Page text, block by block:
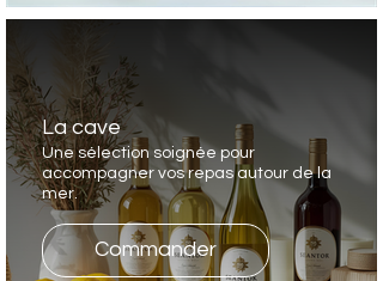
La cave
Une sélection soignée pour
accompagner vos repas autour de la
mer.
Commander